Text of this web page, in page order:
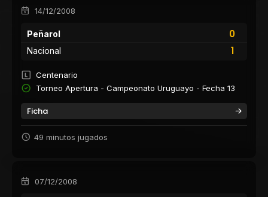
14/12/2008
Peñarol
0
1
Nacional
Centenario
Torneo Apertura - Campeonato Uruguayo - Fecha 13
Ficha
49 minutos jugados
07/12/2008